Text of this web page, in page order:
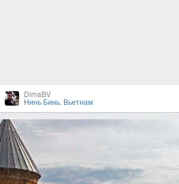
DimaBV
Нинь Бинь. Вьетнам